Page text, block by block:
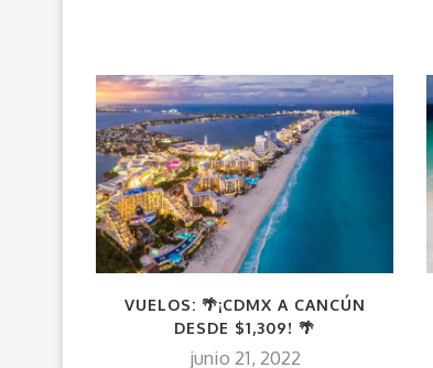
VUELOS: 🌴¡CDMX A CANCÚN
DESDE $1,309! 🌴
junio 21, 2022